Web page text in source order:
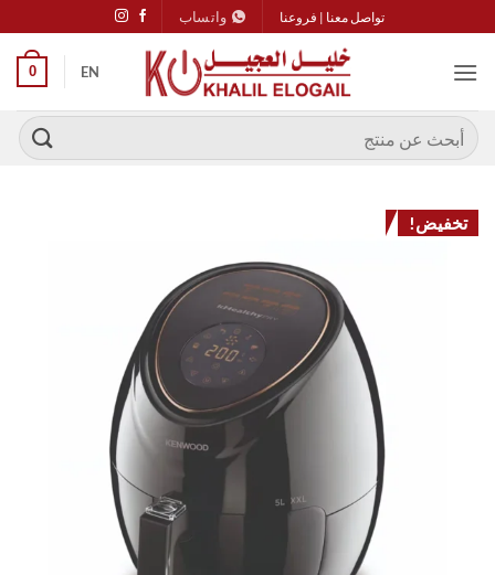
للمحتوى
تواصل معنا | فروعنا واتساب
EN
0
البحث
عن:
تخفيض!